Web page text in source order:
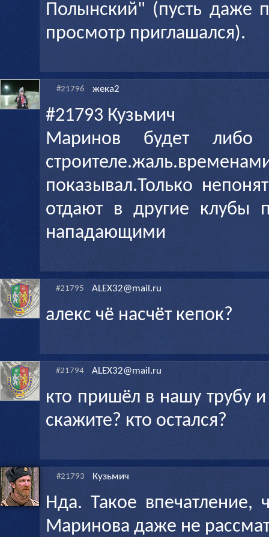
Полынский" (пусть даже
просмотр приглашался).
#21796 жека2
#21793 Кузьмич
Маринов будет
показывал.Только
отдают в другие клубы
нападающими
#21795 ALEX32@mail.ru
алекс чё насчёт кепок?
#21794 ALEX32@mail.ru
кто пришёл в нашу трубу
скажите? кто остался?
#21793 Кузьмич
Нда. Такое впечатление,
Маринова даже не